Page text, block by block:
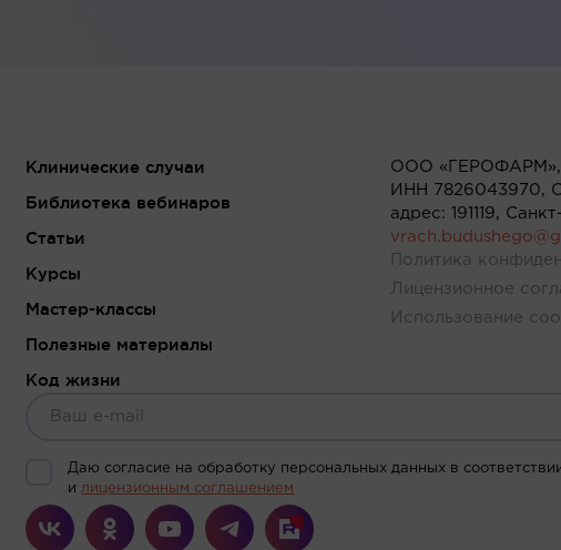
Клинические случаи
Библиотека вебинаров
Статьи
Курсы
Мастер-классы
Полезные материалы
Код жизни
ООО «ГЕРОФАРМ»,
ИНН 7826043970,
адрес: 191119,
Политика
Лицензионное
Использование
Даю согласие на обработку персональных данных в
илицензионным соглашением